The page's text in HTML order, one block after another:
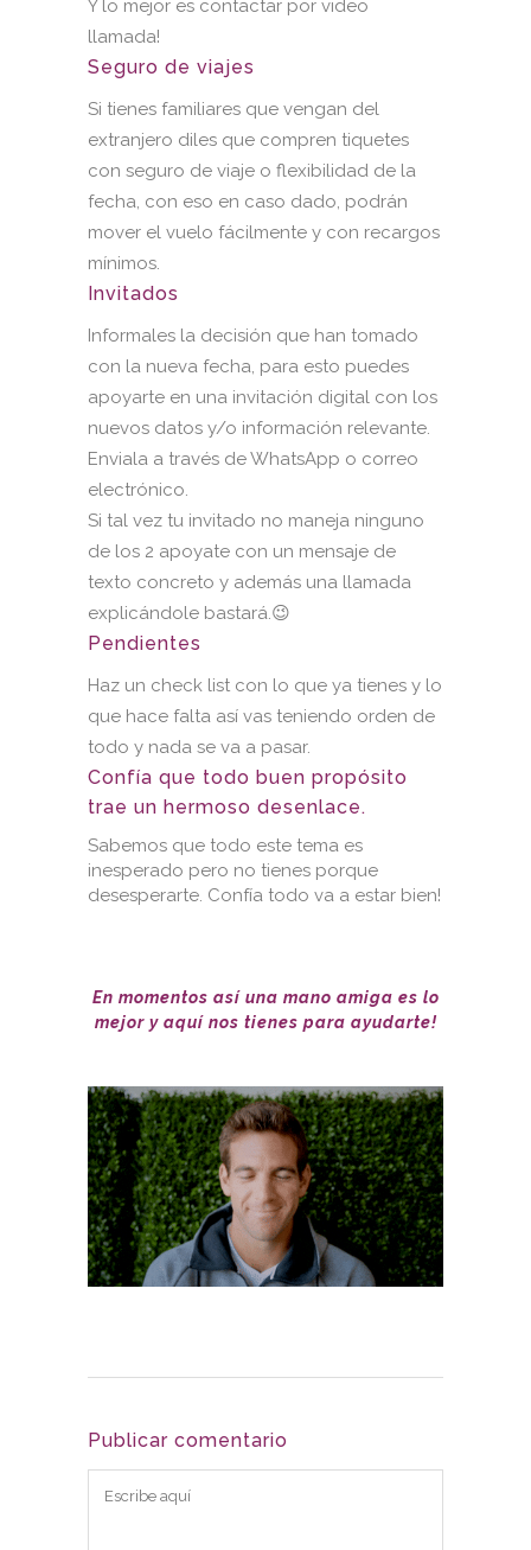
Y lo mejor es contactar por video
llamada!
Seguro de viajes
Si tienes familiares que vengan del
extranjero diles que compren tiquetes
con seguro de viaje o flexibilidad de la
fecha, con eso en caso dado, podrán
mover el vuelo fácilmente y con recargos
mínimos.
Invitados
Informales la decisión que han tomado
con la nueva fecha, para esto puedes
apoyarte en una invitación digital con los
nuevos datos y/o información relevante.
Enviala a través de WhatsApp o correo
electrónico.
Si tal vez tu invitado no maneja ninguno
de los 2 apoyate con un mensaje de
texto concreto y además una llamada
explicándole bastará.😉
Pendientes
Haz un check list con lo que ya tienes y lo
que hace falta así vas teniendo orden de
todo y nada se va a pasar.
Confía que todo buen propósito
trae un hermoso desenlace.
Sabemos que todo este tema es
inesperado pero no tienes porque
desesperarte. Confía todo va a estar bien!
En momentos así una mano amiga es lo
mejor y aquí nos tienes para ayudarte!
Publicar comentario